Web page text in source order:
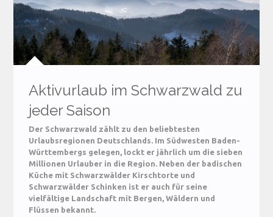
Aktivurlaub im Schwarzwald zu
jeder Saison
Der Schwarzwald zählt zu den beliebtesten
Urlaubsregionen Deutschlands. Im Südwesten Baden-
Württembergs gelegen, lockt er jährlich um die sieben
Millionen Urlauber in die Region. Neben der badischen
Küche mit Schwarzwälder Kirschtorte und
Schwarzwälder Schinken ist er auch für seine
vielfältige Landschaft mit Bergen, Wäldern und
Flüssen bekannt.